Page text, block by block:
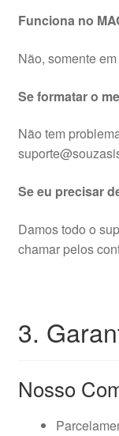
Funciona no
Não, somente
Se formatar o
Não tem
Se eu precisar
Damos todo o
chamar pelos
3.
Nosso